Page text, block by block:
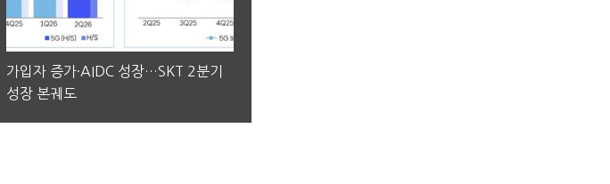
가입자 증가·AIDC 성장…SKT 2분기
성장 본궤도